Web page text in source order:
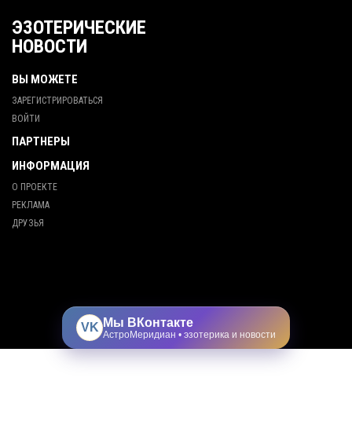
ЭЗОТЕРИЧЕСКИЕ
НОВОСТИ
ВЫ МОЖЕТЕ
ЗАРЕГИСТРИРОВАТЬСЯ
ВОЙТИ
ПАРТНЕРЫ
ИНФОРМАЦИЯ
О ПРОЕКТЕ
РЕКЛАМА
ДРУЗЬЯ
VK Мы ВКонтакте
АстроМеридиан • эзотерика и новости